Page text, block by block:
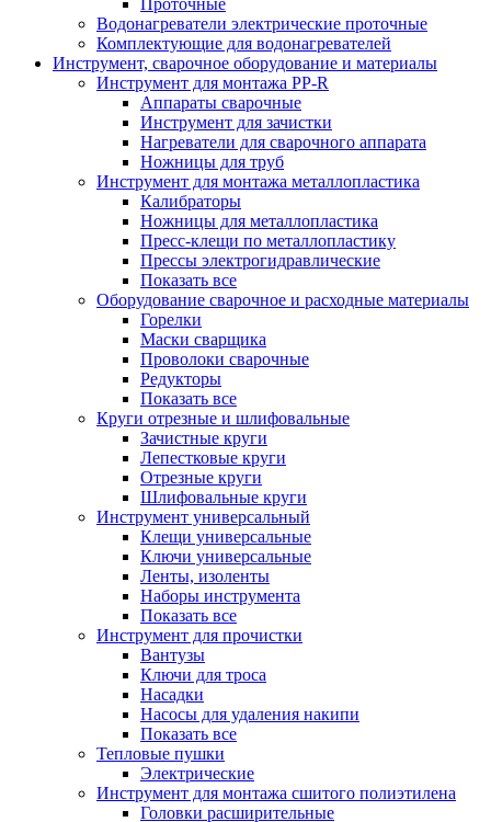
Проточные
Водонагреватели электрические проточные
Комплектующие для водонагревателей
Инструмент, сварочное оборудование и материалы
Инструмент для монтажа PP-R
Аппараты сварочные
Инструмент для зачистки
Нагреватели для сварочного аппарата
Ножницы для труб
Инструмент для монтажа металлопластика
Калибраторы
Ножницы для металлопластика
Пресс-клещи по металлопластику
Прессы электрогидравлические
Показать все
Оборудование сварочное и расходные материалы
Горелки
Маски сварщика
Проволоки сварочные
Редукторы
Показать все
Круги отрезные и шлифовальные
Зачистные круги
Лепестковые круги
Отрезные круги
Шлифовальные круги
Инструмент универсальный
Клещи универсальные
Ключи универсальные
Ленты, изоленты
Наборы инструмента
Показать все
Инструмент для прочистки
Вантузы
Ключи для троса
Насадки
Насосы для удаления накипи
Показать все
Тепловые пушки
Электрические
Инструмент для монтажа сшитого полиэтилена
Головки расширительные